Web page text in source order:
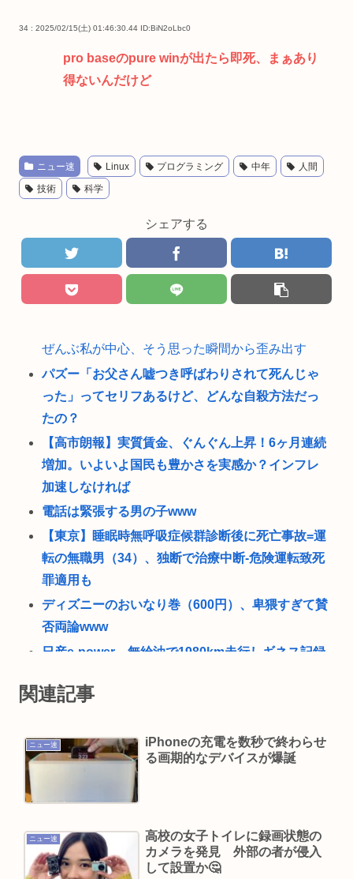
34 : 2025/02/15(土) 01:46:30.44 ID:BiN2oLbc0
pro baseのpure winが出たら即死、まぁあり
得ないんだけど
ニュー速 Linux プログラミング 中年 人間
技術 科学
シェアする
ぜんぶ私が中心、そう思った瞬間から歪み出す
パズー「お父さん嘘つき呼ばわりされて死んじゃ
った」ってセリフあるけど、どんな自殺方法だっ
たの？
【高市朗報】実質賃金、ぐんぐん上昇！6ヶ月連続
増加。いよいよ国民も豊かさを実感か？インフレ
加速しなければ
電話は緊張する男の子www
【東京】睡眠時無呼吸症候群診断後に死亡事故=運
転の無職男（34）、独断で治療中断-危険運転致死
罪適用も
ディズニーのおいなり巻（600円）、卑猥すぎて賛
否両論www
日産e-power、無給油で1980km走行しギネス記録
証明
命してるだけでどんどん不足してる状況は改善し
てないのにもうナフサあることになった理由
トランプ「米軍の弾薬が足りないなんて嘘だから
国「相続税を抑えるために企業価値を下げてる会
社に大増税します。低PBRの会社は大増税を覚悟
関連記事
ニュー速
iPhoneの充電を数秒で終わらせ
る画期的なデバイスが爆誕
ニュー速
高校の女子トイレに録画状態の
カメラを発見 外部の者が侵入
して設置か🤔